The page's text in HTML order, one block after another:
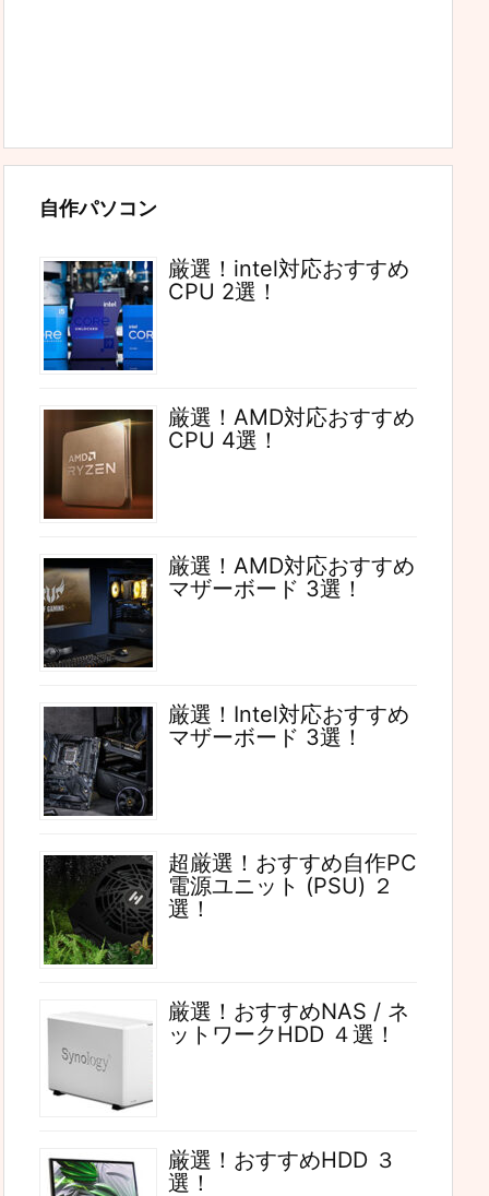
自作パソコン
厳選！intel対応おすすめ
CPU 2選！
厳選！AMD対応おすすめ
CPU 4選！
厳選！AMD対応おすすめ
マザーボード 3選！
厳選！Intel対応おすすめ
マザーボード 3選！
超厳選！おすすめ自作PC
電源ユニット (PSU) ２
選！
厳選！おすすめNAS / ネ
ットワークHDD ４選！
厳選！おすすめHDD ３
選！